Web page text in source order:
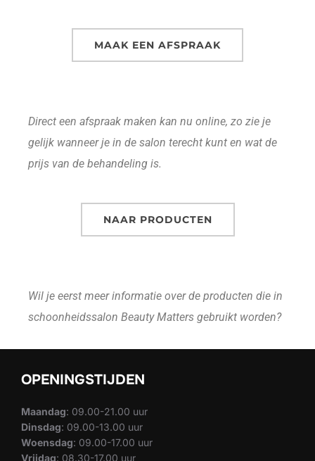
MAAK EEN AFSPRAAK
Direct een afspraak maken kan nu online, zo zie je
gelijk wanneer je in de salon terecht kunt en wat de
prijs van de behandeling is.
NAAR PRODUCTEN
Wil je eerst meer informatie over de producten die in
schoonheidssalon Beauty Matters gebruikt worden?
OPENINGSTIJDEN
Maandag: 09.00-21.00 uur
Dinsdag: 09.00-13.00 uur
Woensdag: 09.00-17.00 uur
Vrijdag: 08.30-17.00 uur